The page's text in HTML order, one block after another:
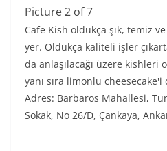
Picture 2 of 7
Cafe Kish oldukça şık, temiz
yer. Oldukça kaliteli işler
da anlaşılacağı üzere kishleri
yanı sıra limonlu
Adres: Barbaros Mahallesi,
Sokak, No 26/D, Çankaya,